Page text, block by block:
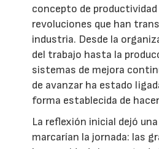
concepto de
revoluciones que han
industria. Desde la
del trabajo hasta la
sistemas de mejora
de avanzar ha estado
forma establecida de
La reflexión inicial dejó
marcarían la jornada: las